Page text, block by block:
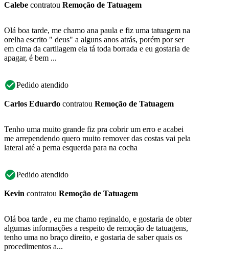
Calebe contratou Remoção de Tatuagem
Olá boa tarde, me chamo ana paula e fiz uma tatuagem na
orelha escrito " deus" a alguns anos atrás, porém por ser
em cima da cartilagem ela tá toda borrada e eu gostaria de
apagar, é bem ...
Pedido atendido
Carlos Eduardo contratou Remoção de Tatuagem
Tenho uma muito grande fiz pra cobrir um erro e acabei
me arrependendo quero muito remover das costas vai pela
lateral até a perna esquerda para na cocha
Pedido atendido
Kevin contratou Remoção de Tatuagem
Olá boa tarde , eu me chamo reginaldo, e gostaria de obter
algumas informações a respeito de remoção de tatuagens,
tenho uma no braço direito, e gostaria de saber quais os
procedimentos a...